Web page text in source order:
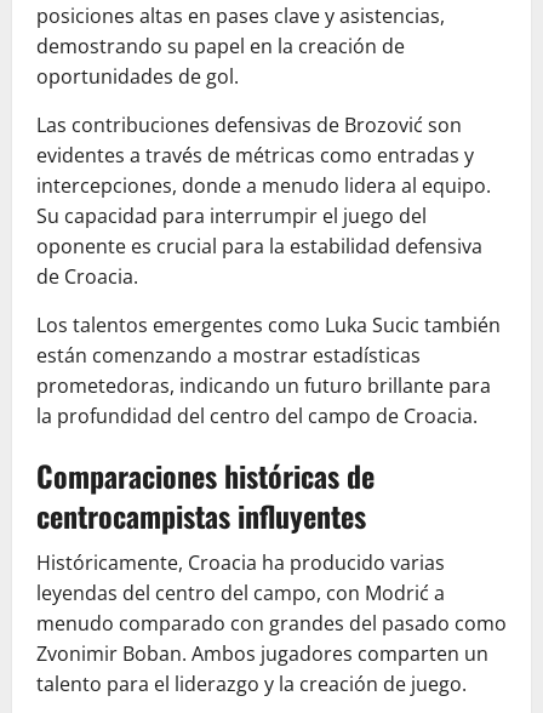
posiciones altas en pases clave y asistencias,
demostrando su papel en la creación de
oportunidades de gol.
Las contribuciones defensivas de Brozović son
evidentes a través de métricas como entradas y
intercepciones, donde a menudo lidera al equipo.
Su capacidad para interrumpir el juego del
oponente es crucial para la estabilidad defensiva
de Croacia.
Los talentos emergentes como Luka Sucic también
están comenzando a mostrar estadísticas
prometedoras, indicando un futuro brillante para
la profundidad del centro del campo de Croacia.
Comparaciones históricas de
centrocampistas influyentes
Históricamente, Croacia ha producido varias
leyendas del centro del campo, con Modrić a
menudo comparado con grandes del pasado como
Zvonimir Boban. Ambos jugadores comparten un
talento para el liderazgo y la creación de juego.